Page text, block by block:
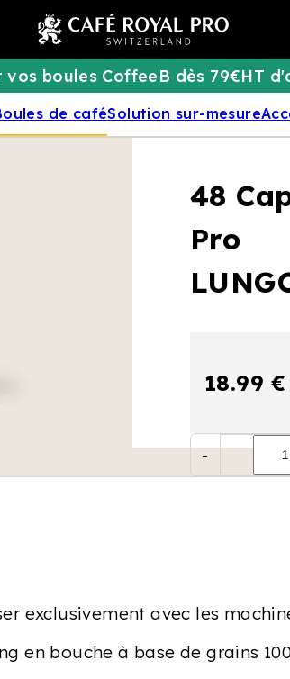
vos boules CoffeeB dès 79€HT
de caféSolution sur-mesure
48
Pro
18.99
-
exclusivement avec les
en bouche à base de grains